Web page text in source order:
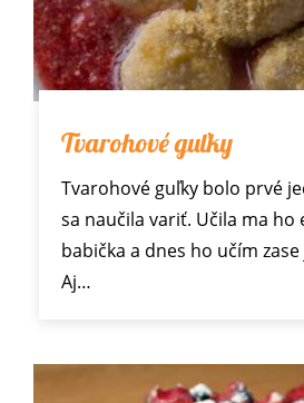
Tvarohové guľky
Tvarohové guľky bolo prvé
sa naučila variť. Učila ma ho
babička a dnes ho učím
Aj…